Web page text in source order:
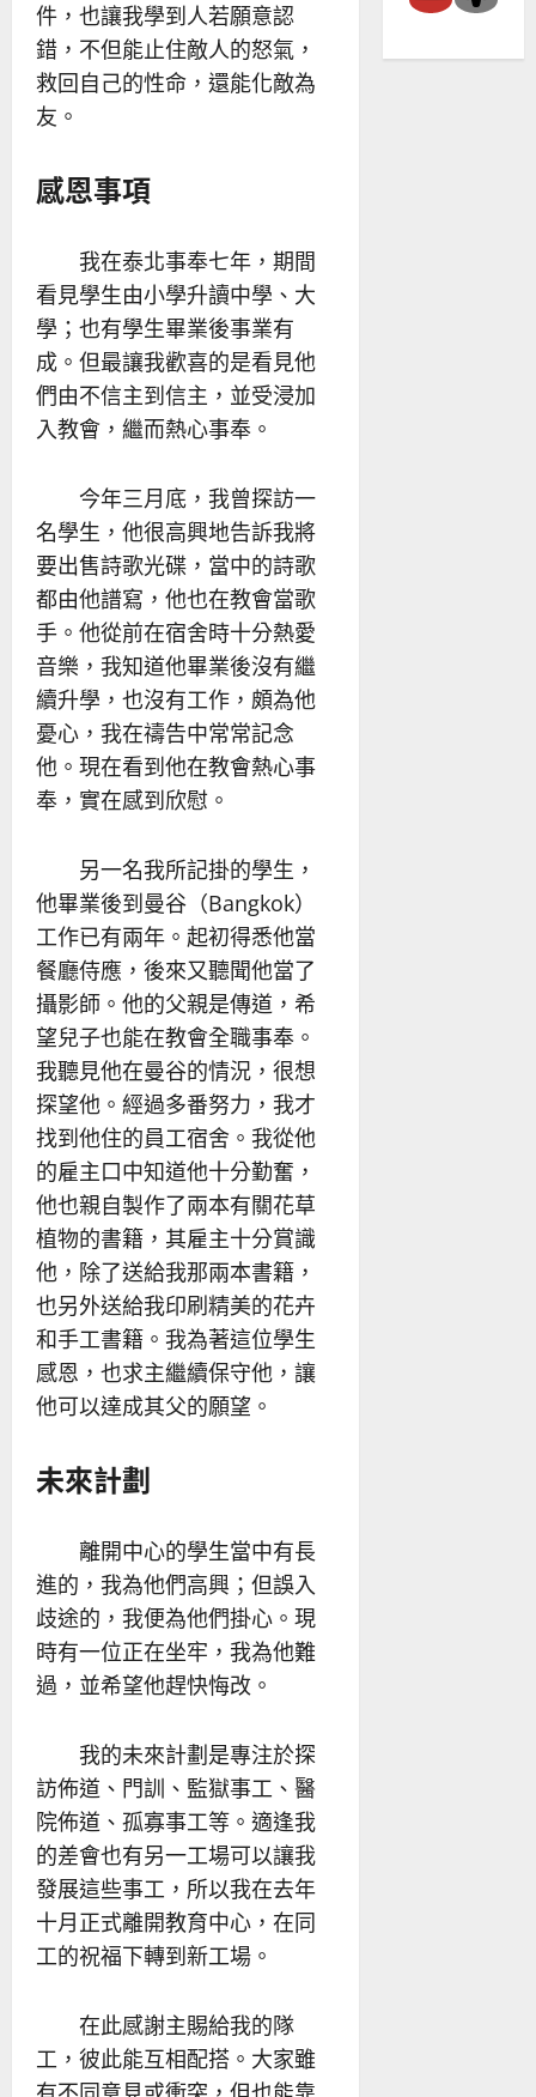
件，也讓我學到人若願意認
錯，不但能止住敵人的怒氣，
救回自己的性命，還能化敵為
友。
感恩事項
我在泰北事奉七年，期間
看見學生由小學升讀中學、大
學；也有學生畢業後事業有
成。但最讓我歡喜的是看見他
們由不信主到信主，並受浸加
入教會，繼而熱心事奉。
今年三月底，我曾探訪一
名學生，他很高興地告訴我將
要出售詩歌光碟，當中的詩歌
都由他譜寫，他也在教會當歌
手。他從前在宿舍時十分熱愛
音樂，我知道他畢業後沒有繼
續升學，也沒有工作，頗為他
憂心，我在禱告中常常記念
他。現在看到他在教會熱心事
奉，實在感到欣慰。
另一名我所記掛的學生，
他畢業後到曼谷（Bangkok）
工作已有兩年。起初得悉他當
餐廳侍應，後來又聽聞他當了
攝影師。他的父親是傳道，希
望兒子也能在教會全職事奉。
我聽見他在曼谷的情況，很想
探望他。經過多番努力，我才
找到他住的員工宿舍。我從他
的雇主口中知道他十分勤奮，
他也親自製作了兩本有關花草
植物的書籍，其雇主十分賞識
他，除了送給我那兩本書籍，
也另外送給我印刷精美的花卉
和手工書籍。我為著這位學生
感恩，也求主繼續保守他，讓
他可以達成其父的願望。
未來計劃
離開中心的學生當中有長
進的，我為他們高興；但誤入
歧途的，我便為他們掛心。現
時有一位正在坐牢，我為他難
過，並希望他趕快悔改。
我的未來計劃是專注於探
訪佈道、門訓、監獄事工、醫
院佈道、孤寡事工等。適逢我
的差會也有另一工場可以讓我
發展這些事工，所以我在去年
十月正式離開教育中心，在同
工的祝福下轉到新工場。
在此感謝主賜給我的隊
工，彼此能互相配搭。大家雖